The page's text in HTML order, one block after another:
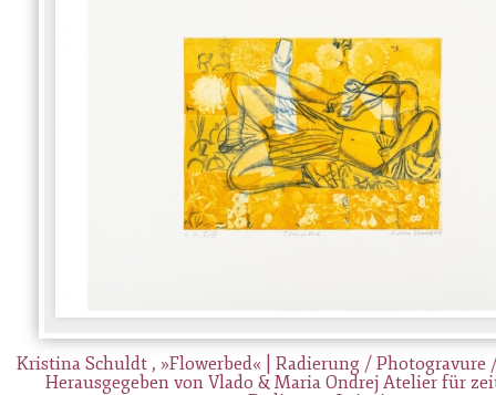
Kristina Schuldt , »Flowerbed« | Radierung / Photogravure
Herausgegeben von Vlado & Maria Ondrej Atelier für